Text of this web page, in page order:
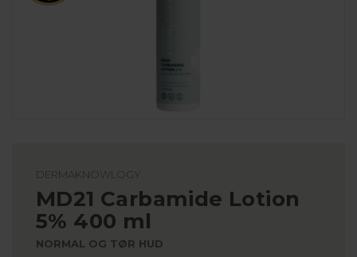
DERMAKNOWLOGY
MD21 Carbamide Lotion
5% 400 ml
NORMAL OG TØR HUD